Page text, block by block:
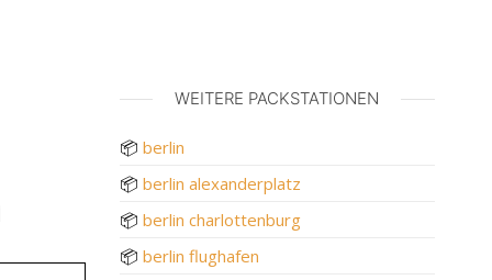
WEITERE PACKSTATIONEN
📦 berlin
📦 berlin alexanderplatz
📦 berlin charlottenburg
📦 berlin flughafen